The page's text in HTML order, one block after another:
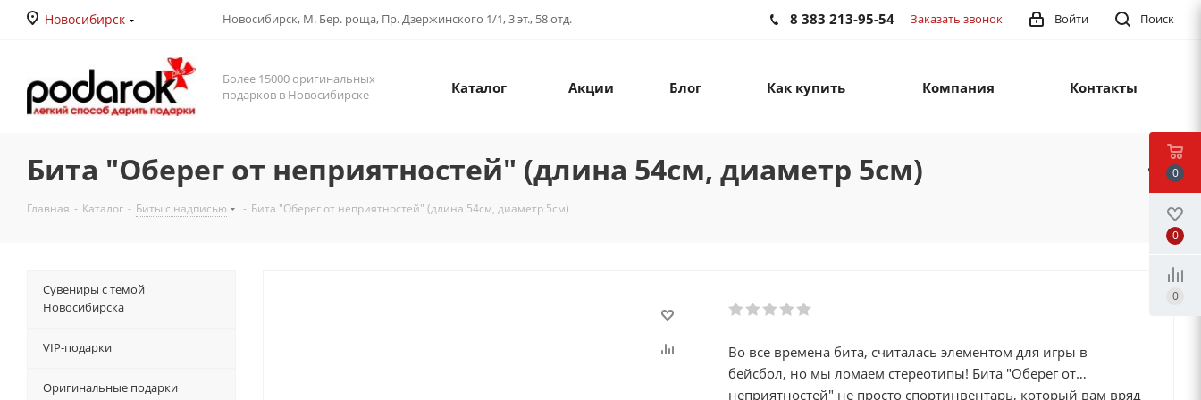
Новосибирск Новосибирск, М. Бер. роща, Пр. Дзержинского 1/1, 3 эт., 58 отд. Поиск
Войти
8 383 213-95-54 Заказать звонок
Более 15000 оригинальных
подарков в Новосибирске
Каталог Акции Блог Как купить Компания Контакты
Бита "Оберег от неприятностей" (длина 54см, диаметр 5см)
Главная - Каталог - Биты с надписью - Бита "Оберег от неприятностей" (длина 54см, диаметр 5см)
Во все времена бита, считалась элементом для игры в
бейсбол, но мы ломаем стереотипы! Бита "Оберег от
неприятностей" не просто спортинвентарь, который вам вряд
Сувениры с темой
Новосибирска
VIP-подарки
Оригинальные подарки
0
0
0